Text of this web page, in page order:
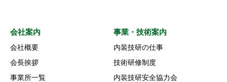
会社案内
会社概要
会長挨拶
事業所一覧
事業・技術案内
内装技研の仕事
技術研修制度
内装技研安全協力会